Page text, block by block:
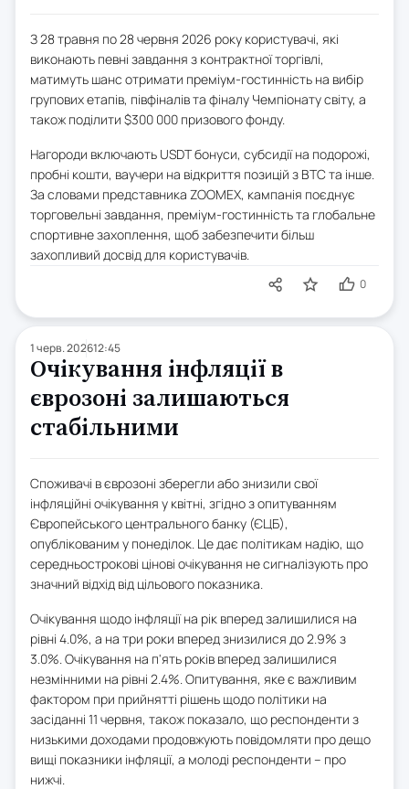
З 28 травня по 28 червня 2026 року користувачі, які
виконають певні завдання з контрактної торгівлі,
матимуть шанс отримати преміум-гостинність на вибір
групових етапів, півфіналів та фіналу Чемпіонату світу, а
також поділити $300 000 призового фонду.
Нагороди включають USDT бонуси, субсидії на подорожі,
пробні кошти, ваучери на відкриття позицій з BTC та інше.
За словами представника ZOOMEX, кампанія поєднує
торговельні завдання, преміум-гостинність та глобальне
спортивне захоплення, щоб забезпечити більш
захопливий досвід для користувачів.
0
1 черв. 202612:45
Очікування інфляції в
єврозоні залишаються
стабільними
Споживачі в єврозоні зберегли або знизили свої
інфляційні очікування у квітні, згідно з опитуванням
Європейського центрального банку (ЄЦБ),
опублікованим у понеділок. Це дає політикам надію, що
середньострокові цінові очікування не сигналізують про
значний відхід від цільового показника.
Очікування щодо інфляції на рік вперед залишилися на
рівні 4.0%, а на три роки вперед знизилися до 2.9% з
3.0%. Очікування на п'ять років вперед залишилися
незмінними на рівні 2.4%. Опитування, яке є важливим
фактором при прийнятті рішень щодо політики на
засіданні 11 червня, також показало, що респонденти з
низькими доходами продовжують повідомляти про дещо
вищі показники інфляції, а молоді респонденти – про
нижчі.